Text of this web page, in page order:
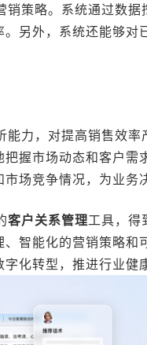
销策略。系统通过数
另外，系统还能够
能力，对提高销售效
握市场动态和客户需
场竞争情况，为业务
客户关系管理工具，得
智能化的营销策略
化转型，推进行业健